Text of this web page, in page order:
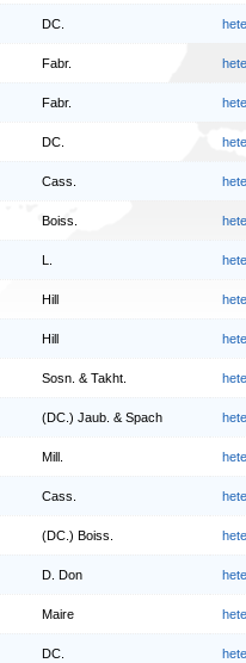
DC.
Fabr.
Fabr.
DC.
Cass.
Boiss.
Hill
Hill
Sosn. & Takht.
(DC.) Jaub. & Spach
Mill.
Cass.
(DC.) Boiss.
D. Don
Maire
DC.